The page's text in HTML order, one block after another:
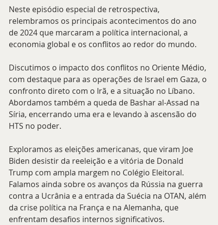
Neste episódio especial de retrospectiva,
relembramos os principais acontecimentos do ano
de 2024 que marcaram a política internacional, a
economia global e os conflitos ao redor do mundo.
Discutimos o impacto dos conflitos no Oriente Médio,
com destaque para as operações de Israel em Gaza, o
confronto direto com o Irã, e a situação no Líbano.
Abordamos também a queda de Bashar al-Assad na
Síria, encerrando uma era e levando à ascensão do
HTS no poder.
Exploramos as eleições americanas, que viram Joe
Biden desistir da reeleição e a vitória de Donald
Trump com ampla margem no Colégio Eleitoral.
Falamos ainda sobre os avanços da Rússia na guerra
contra a Ucrânia e a entrada da Suécia na OTAN, além
da crise política na França e na Alemanha, que
enfrentam desafios internos significativos.